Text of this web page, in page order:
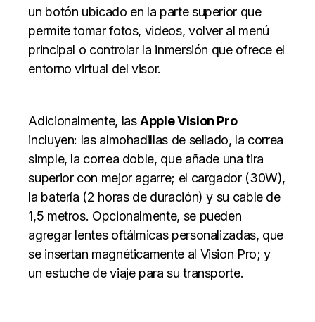
un botón ubicado en la parte superior que
permite tomar fotos, videos, volver al menú
principal o controlar la inmersión que ofrece el
entorno virtual del visor.
Adicionalmente, lasApple Vision Pro
incluyen: las almohadillas de sellado, la correa
simple, la correa doble, que añade una tira
superior con mejor agarre; el cargador (30W),
la batería (2 horas de duración) y su cable de
1,5 metros. Opcionalmente, se pueden
agregar lentes oftálmicas personalizadas, que
se insertan magnéticamente al Vision Pro; y
un estuche de viaje para su transporte.